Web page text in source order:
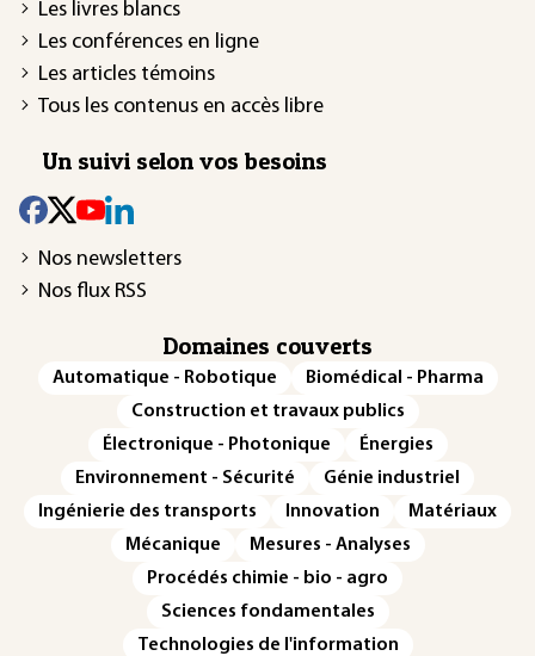
Les livres blancs
Les conférences en ligne
Les articles témoins
Tous les contenus en accès libre
Un suivi selon vos besoins
Nos newsletters
Nos flux RSS
Domaines couverts
Automatique - Robotique
Biomédical - Pharma
Construction et travaux publics
Électronique - Photonique
Énergies
Environnement - Sécurité
Génie industriel
Ingénierie des transports
Innovation
Matériaux
Mécanique
Mesures - Analyses
Procédés chimie - bio - agro
Sciences fondamentales
Technologies de l'information